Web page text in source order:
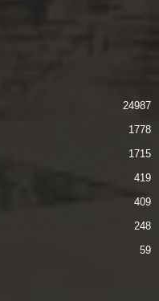
24987
1778
1715
419
409
248
59